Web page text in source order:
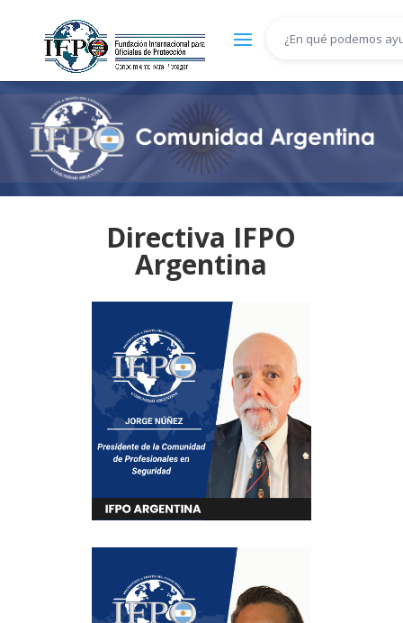
Directiva IFPO
Argentina